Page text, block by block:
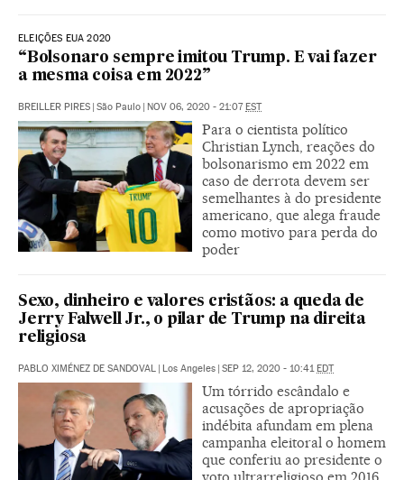
ELEIÇÕES EUA 2020
“Bolsonaro sempre imitou Trump. E vai fazer
a mesma coisa em 2022”
BREILLER PIRES São Paulo NOV 06, 2020 - 21:07 EST
Para o cientista político
Christian Lynch, reações do
bolsonarismo em 2022 em
caso de derrota devem ser
semelhantes à do presidente
americano, que alega fraude
como motivo para perda do
poder
Sexo, dinheiro e valores cristãos: a queda de
Jerry Falwell Jr., o pilar de Trump na direita
religiosa
PABLO XIMÉNEZ DE SANDOVAL Los Angeles SEP 12, 2020 - 10:41 EDT
Um tórrido escândalo e
acusações de apropriação
indébita afundam em plena
campanha eleitoral o homem
que conferiu ao presidente o